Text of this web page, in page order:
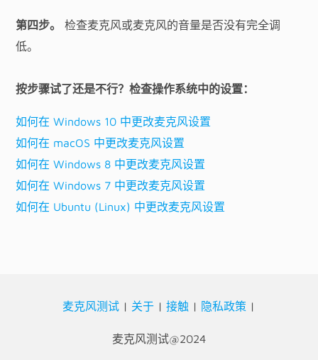
第四步。
检查麦克风或麦克风的音量是否没有完全调
低。
按步骤试了还是不行？检查操作系统中的设置：
如何在 Windows 10 中更改麦克风设置
如何在 macOS 中更改麦克风设置
如何在 Windows 8 中更改麦克风设置
如何在 Windows 7 中更改麦克风设置
如何在 Ubuntu (Linux) 中更改麦克风设置
麦克风测试 | 关于 |接触 | 隐私政策 |
麦克风测试@2024